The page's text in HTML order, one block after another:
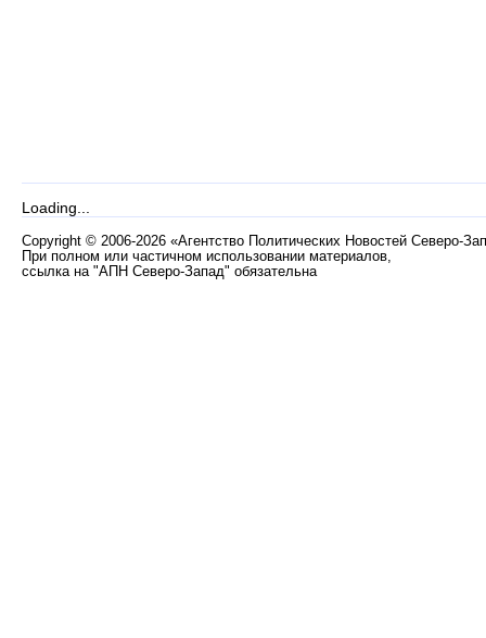
Loading...
Copyright © 2006-2026 «Агентство Политических Новостей Северо-
При полном или частичном использовании материалов,
ссылка на "АПН Северо-Запад" обязательна